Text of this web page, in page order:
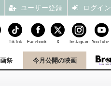
祭 今月公開の映画
TikTok Facebook X Instagram YouTube
ユーザー登録 ログイン